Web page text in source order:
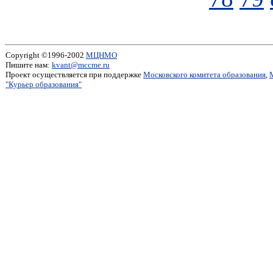
Copyright ©1996-2002 МЦНМО
Пишите нам: kvant@mccme.ru
Проект осуществляется при поддержке Московского комитета образования,
"Курьер образования"